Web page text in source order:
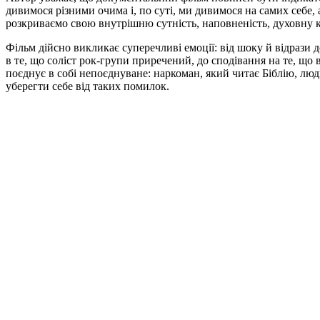
дивимося різними очима і, по суті, ми дивимося на самих себе,
розкриваємо свою внутрішню сутність, наповненість, духовну
Фільм дійсно викликає суперечливі емоції: від шоку й
в те, що соліст рок-групи приречений, до сподівання на те, що
поєднує в собі непоєднуване: наркоман, який читає Біблію,
уберегти себе від таких помилок.